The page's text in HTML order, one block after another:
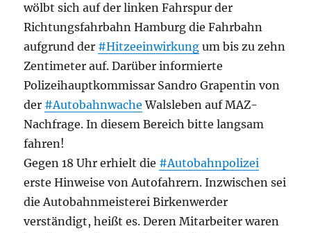
wölbt sich auf der linken Fahrspur der
Richtungsfahrbahn Hamburg die Fahrbahn
aufgrund der #Hitzeeinwirkung um bis zu zehn
Zentimeter auf. Darüber informierte
Polizeihauptkommissar Sandro Grapentin von
der #Autobahnwache Walsleben auf MAZ-
Nachfrage. In diesem Bereich bitte langsam
fahren!
Gegen 18 Uhr erhielt die #Autobahnpolizei
erste Hinweise von Autofahrern. Inzwischen sei
die Autobahnmeisterei Birkenwerder
verständigt, heißt es. Deren Mitarbeiter waren